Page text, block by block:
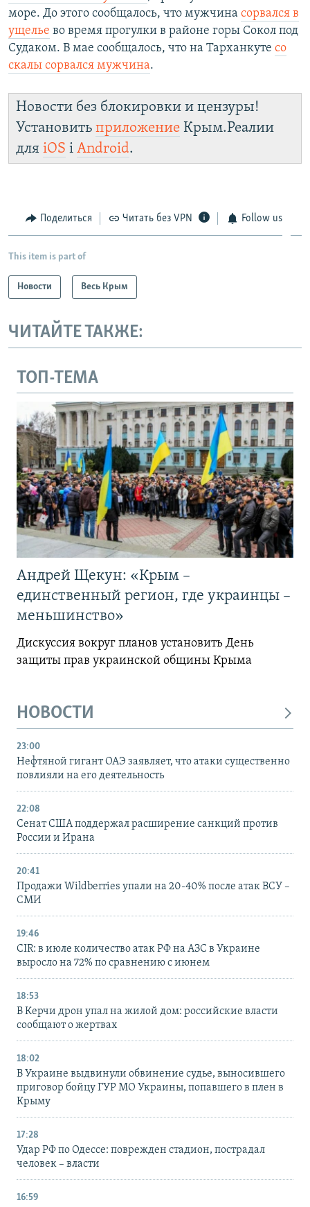
море. До этого сообщалось, что мужчина сорвался в
ущелье во время прогулки в районе горы Сокол под
Судаком. В мае сообщалось, что на Тарханкуте со
скалы сорвался мужчина.
Новости без блокировки и цензуры!
Установить приложение Крым.Реалии
для iOS і Android.
Поделиться Читать без VPN Follow us
This item is part of
Новости Весь Крым
ЧИТАЙТЕ ТАКЖЕ:
ТОП-ТЕМА
Андрей Щекун: «Крым –
единственный регион, где украинцы –
меньшинство»
Дискуссия вокруг планов установить День
защиты прав украинской общины Крыма
НОВОСТИ
23:00
Нефтяной гигант ОАЭ заявляет, что атаки существенно
повлияли на его деятельность
22:08
Сенат США поддержал расширение санкций против
России и Ирана
20:41
Продажи Wildberries упали на 20-40% после атак ВСУ –
СМИ
19:46
CIR: в июле количество атак РФ на АЗС в Украине
выросло на 72% по сравнению с июнем
18:53
В Керчи дрон упал на жилой дом: российские власти
сообщают о жертвах
18:02
В Украине выдвинули обвинение судье, выносившего
приговор бойцу ГУР МО Украины, попавшего в плен в
Крыму
17:28
Удар РФ по Одессе: поврежден стадион, пострадал
человек – власти
16:59